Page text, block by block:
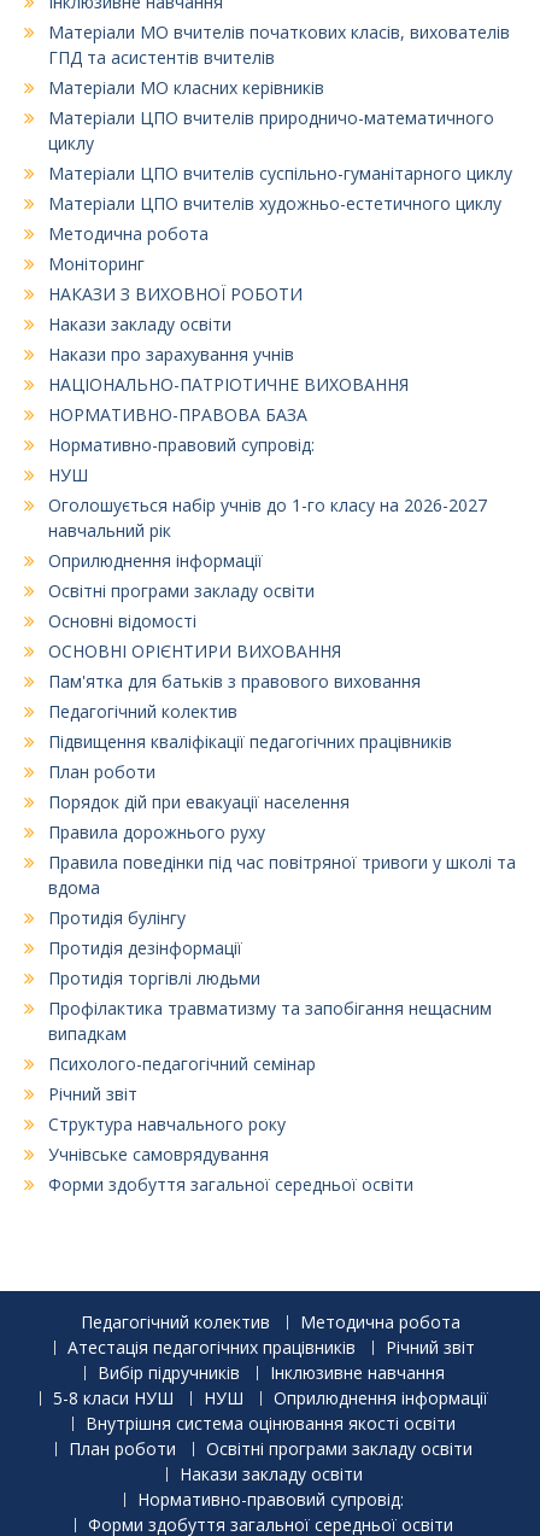
Матеріали МО вчителів початкових класів, вихователів
ГПД та асистентів вчителів
Матеріали МО класних керівників
Матеріали ЦПО вчителів природничо-математичного
циклу
Матеріали ЦПО вчителів суспільно-гуманітарного циклу
Матеріали ЦПО вчителів художньо-естетичного циклу
Методична робота
Моніторинг
НАКАЗИ З ВИХОВНОЇ РОБОТИ
Накази закладу освіти
Накази про зарахування учнів
НАЦІОНАЛЬНО-ПАТРІОТИЧНЕ ВИХОВАННЯ
НОРМАТИВНО-ПРАВОВА БАЗА
Нормативно-правовий супровід:
НУШ
Оголошується набір учнів до 1-го класу на 2026-2027
навчальний рік
Оприлюднення інформації
Освітні програми закладу освіти
Основні відомості
ОСНОВНІ ОРІЄНТИРИ ВИХОВАННЯ
Пам'ятка для батьків з правового виховання
Педагогічний колектив
Підвищення кваліфікації педагогічних працівників
План роботи
Порядок дій при евакуації населення
Правила дорожнього руху
Правила поведінки під час повітряної тривоги у школі та
вдома
Протидія булінгу
Протидія дезінформації
Протидія торгівлі людьми
Профілактика травматизму та запобігання нещасним
випадкам
Психолого-педагогічний семінар
Річний звіт
Структура навчального року
Учнівське самоврядування
Форми здобуття загальної середньої освіти
Педагогічний колектив
Методична робота
Атестація педагогічних працівників
Річний звіт
Вибір підручників
Інклюзивне навчання
5-8 класи НУШ
НУШ
Оприлюднення інформації
Внутрішня система оцінювання якості освіти
План роботи
Освітні програми закладу освіти
Накази закладу освіти
Нормативно-правовий супровід:
Форми здобуття загальної середньої освіти